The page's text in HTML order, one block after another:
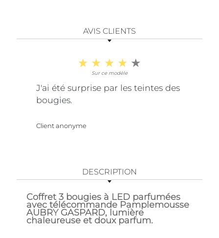
AVIS CLIENTS
Sur ce modèle
J'ai été surprise par les teintes des
bougies.
Client anonyme
DESCRIPTION
Coffret 3 bougies à LED parfumées
avec télécommande Pamplemousse
AUBRY GASPARD, lumière
chaleureuse et doux parfum.